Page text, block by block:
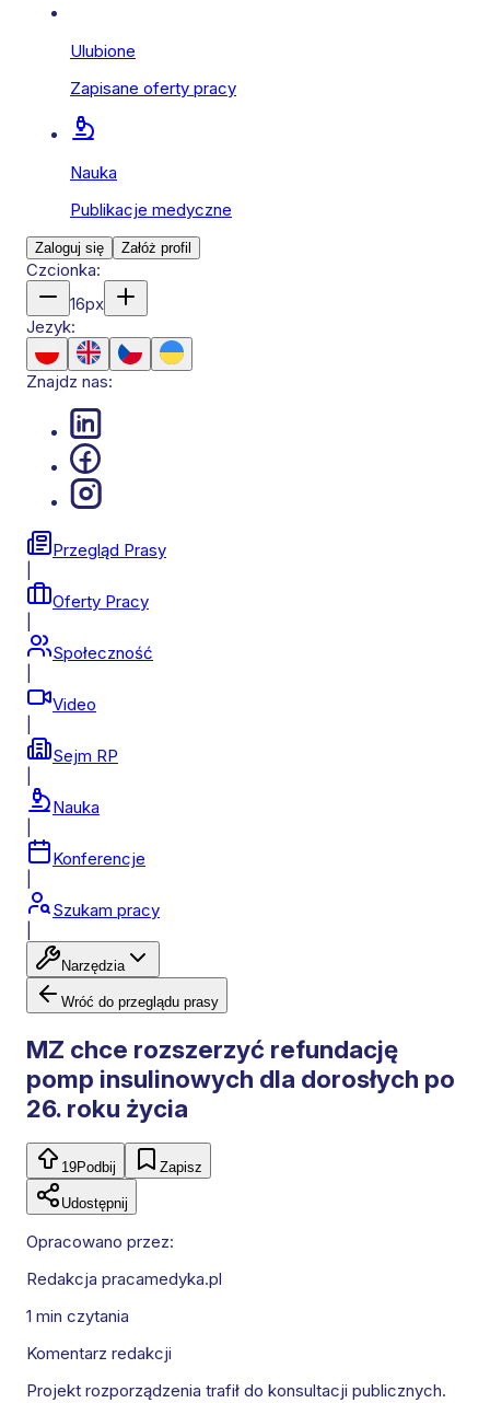
Ulubione
Zapisane oferty pracy
Nauka
Publikacje medyczne
Zaloguj się Załóż profil
Czcionka:
16px
Jezyk:
Znajdz nas:
Przegląd Prasy
Oferty Pracy
Społeczność
Video
Sejm RP
Nauka
Konferencje
Szukam pracy
Narzędzia
Wróć do przeglądu prasy
MZ chce rozszerzyć refundację
pomp insulinowych dla dorosłych po
26. roku życia
19Podbij Zapisz
Udostępnij
Opracowano przez:
Redakcja pracamedyka.pl
1 min czytania
Komentarz redakcji
Projekt rozporządzenia trafił do konsultacji publicznych.